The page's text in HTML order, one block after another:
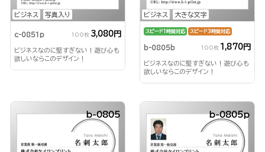
ビジネス 写真入り
c-0851p 100枚 3,080円
ビジネスなのに堅すぎない！遊び心も
欲しいならこのデザイン！
ビジネス 大きな文字
スピード1時間対応 スピード3時間対応
b-0805b 100枚 1,870円
ビジネスなのに堅すぎない！遊び心も
欲しいならこのデザイン！
b-0805 b-0805p